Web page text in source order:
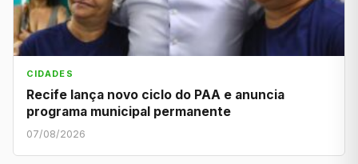
CIDADES
Recife lança novo ciclo do PAA e anuncia
programa municipal permanente
07/08/2026